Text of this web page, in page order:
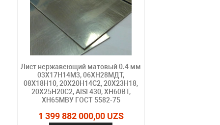
Лист нержавеющий матовый 0.4 мм
03Х17Н14М3, 06ХН28МДТ,
08Х18Н10, 20Х20Н14С2, 20Х23Н18,
20Х25Н20С2, AISI 430, ХН60ВТ,
ХН65МВУ ГОСТ 5582-75
1 399 882 000,00 UZS